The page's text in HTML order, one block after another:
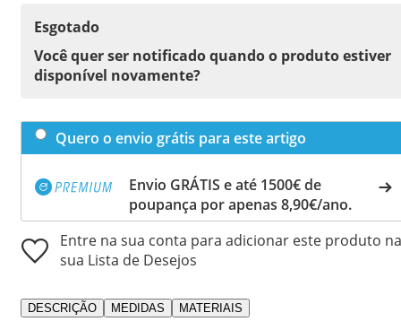
Esgotado
Você quer ser notificado quando o produto estiver
disponível novamente?
Quero o envio grátis para este artigo
Envio GRÁTIS e até 1500€ de
poupança por apenas 8,90€/ano.
Entre na sua conta para adicionar este produto na
sua Lista de Desejos
DESCRIÇÃO MEDIDAS MATERIAIS